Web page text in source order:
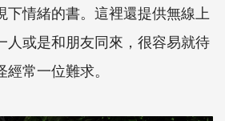
下情緒的書。這裡還提供無線上
人或是和朋友同來，很容易就待
常一位難求。